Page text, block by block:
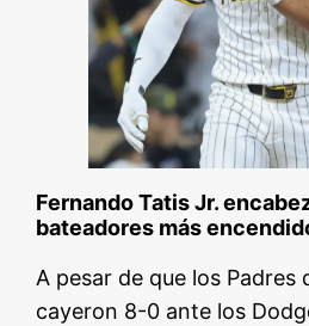
Fernando Tatis Jr.
bateadores más
A pesar de que los Padres
cayeron 8-0 ante los